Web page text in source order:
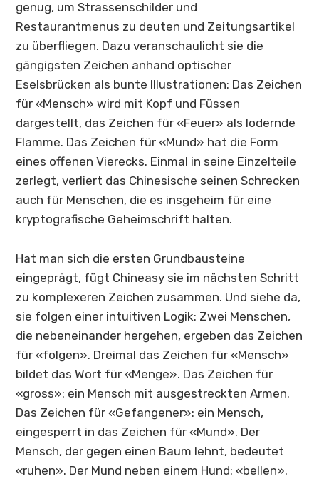
genug, um Strassenschilder und
Restaurantmenus zu deuten und Zeitungsartikel
zu überfliegen. Dazu veranschaulicht sie die
gängigsten Zeichen anhand optischer
Eselsbrücken als bunte Illustrationen: Das Zeichen
für «Mensch» wird mit Kopf und Füssen
dargestellt, das Zeichen für «Feuer» als lodernde
Flamme. Das Zeichen für «Mund» hat die Form
eines offenen Vierecks. Einmal in seine Einzelteile
zerlegt, verliert das Chinesische seinen Schrecken
auch für Menschen, die es insgeheim für eine
kryptografische Geheimschrift halten.
Hat man sich die ersten Grundbausteine
eingeprägt, fügt Chineasy sie im nächsten Schritt
zu komplexeren Zeichen zusammen. Und siehe da,
sie folgen einer intuitiven Logik: Zwei Menschen,
die nebeneinander hergehen, ergeben das Zeichen
für «folgen». Dreimal das Zeichen für «Mensch»
bildet das Wort für «Menge». Das Zeichen für
«gross»: ein Mensch mit ausgestreckten Armen.
Das Zeichen für «Gefangener»: ein Mensch,
eingesperrt in das Zeichen für «Mund». Der
Mensch, der gegen einen Baum lehnt, bedeutet
«ruhen». Der Mund neben einem Hund: «bellen».